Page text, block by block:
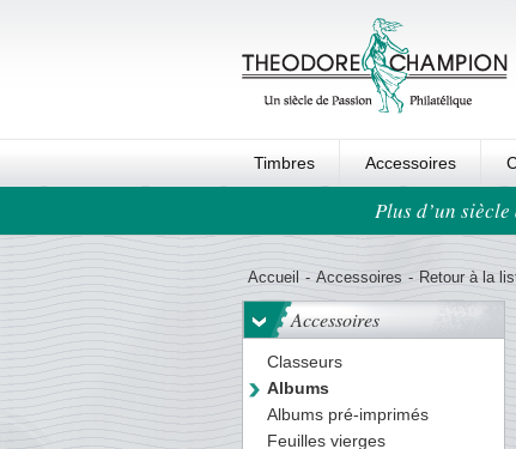
Timbres Accessoires
Ordre au panierPlus d’un
Accueil - Accessoires - Retour à la
Accessoires
Classeurs
Albums
Albums pré-imprimés
Feuilles vierges